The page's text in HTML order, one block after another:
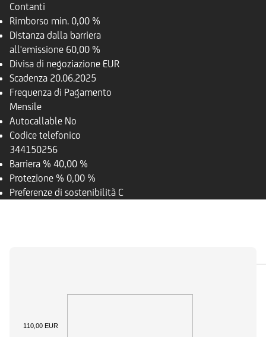
Contanti
Rimborso min. 0,00 %
Distanza dalla barriera
all'emissione 60,00 %
Divisa di negoziazione EUR
Scadenza 20.06.2025
Frequenza di Pagamento
Mensile
Autocallable No
Codice telefonico
344150256
Barriera % 40,00 %
Protezione % 0,00 %
Preferenze di sostenibilità C
110,00 EUR